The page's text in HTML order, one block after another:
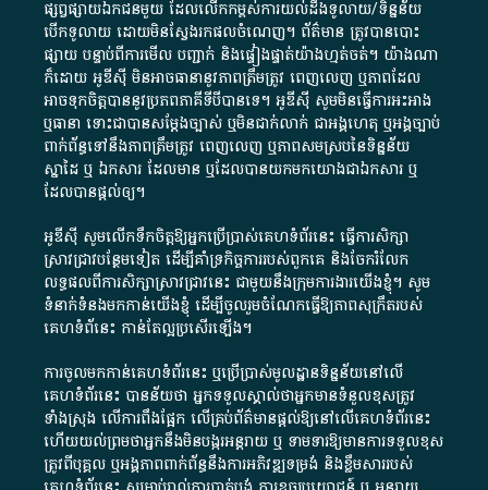
ផ្សព្វផ្សាយ​ឯកជន​មួយ​ ដែល​លើកកម្ពស់​ការ​យល់​ដឹង​ទូលាយ​/​ទិន្នន័យ​
បើក​ទូលាយ​ ដោយ​មិនស្វែង​រក​ផល​ចំណេញ​។​ ព័ត៌មាន​ ត្រូវ​បាន​បោះ
ផ្សាយ​ បន្ទាប់​ពី​ការ​មើល​ បញ្ជាក់​ និង​ផ្ទៀងផ្ទាត់​យ៉ាង​ហ្មត់ចត់​។​ យ៉ាងណា​
ក៏​ដោយ​ អូ​ឌី​ស៊ី​ មិន​អាច​ធានា​នូវ​ភាព​ត្រឹមត្រូវ​ ពេញលេញ​ ឬ​ភាព​ដែល​
អាច​ទុកចិត្ត​បាននូវ​ប្រភព​ភាគី​ទី​បី​បាន​ទេ​។​ អូ​ឌី​ស៊ី​ សូម​មិន​ធ្វើការ​អះអាង​
ឬ​ធានា​ ទោះជា​បាន​សម្តែង​ច្បាស់​ ឬ​មិន​ជាក់លាក់​ ជា​អង្គហេតុ​ ឬ​អង្គច្បាប់​
ពាក់ព័ន្ធ​ទៅ​នឹង​ភាព​ត្រឹមត្រូវ​ ពេញលេញ​ ឬ​ភាព​សម​ស្រប​នៃ​ទិន្នន័យ​
ស្នាដៃ​ ឬ​ ឯកសារ​ ដែល​មាន​ ឬ​ដែល​បាន​យក​មក​យោង​ជា​ឯកសារ​ ឬ​
ដែល​បាន​ផ្តល់​ឲ្យ​។
អូឌីស៊ី សូមលើកទឹកចិត្តឱ្យអ្នកប្រើប្រាស់គេហទំព័រនេះ ធ្វើការសិក្សា
ស្រាវជ្រាវបន្ថែមទៀត ដើម្បីគាំទ្រកិច្ចការ​របស់ពួកគេ និងចែករំលែក
លទ្ធផលពីការសិក្សាស្រាវជ្រាវនេះ ជាមួយនឹងក្រុមការងារយើងខ្ញុំ។ សូម
ទំនាក់ទំនងមកកាន់យើងខ្ញុំ ដើម្បីចូលរួមចំណែកធ្វើឱ្យភាពសុក្រឹតរបស់
គេហទំព័នេះ កាន់តែល្អប្រសើរឡើង។
ការចូលមកកាន់គេហទំព័រនេះ ឬប្រើប្រាស់មូលដ្ឋានទិន្នន័យនៅលើ
គេហទំព័រនេះ បានន័យថា អ្នកទទួលស្គាល់ថាអ្នកមានទំនួលខុសត្រូវ
ទាំងស្រុង លើការពឹងផ្អែក លើគ្រប់ព័ត៌មានផ្តល់ឱ្យនៅលើគេហទំព័រនេះ
ហើយយល់ព្រមថាអ្នកនឹងមិនបង្ករអន្តរាយ ឬ ទាមទារ​ឱ្យមានការទទួលខុស​
ត្រូវពីបុគ្គល ឬអង្គភាពពាក់ព័ន្ធនឹងការអភិវឌ្ឍទម្រង់ និងខ្លឹមសាររបស់